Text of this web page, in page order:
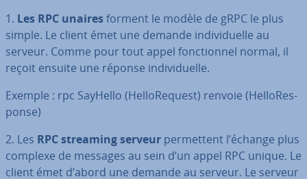
1. Les RPC unairesforment le modèle de gRPC le plus
simple. Le client émet une demande in­di­vi­duelle au
serveur. Comme pour tout appel fonc­tion­nel normal, il
reçoit ensuite une réponse in­di­vi­duelle.
Exemple : rpc SayHello (Hel­lo­Re­quest) renvoie (Hel­lo­Res­
ponse)
2. Les RPC streaming serveur per­met­tent l’échange plus
complexe de messages au sein d’un appel RPC unique. Le
client émet d’abord une demande au serveur. Le serveur